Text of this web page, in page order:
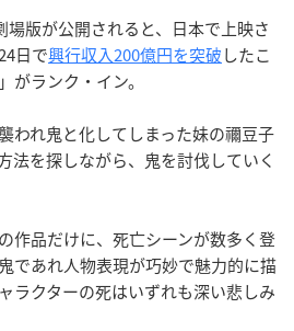
版が公開されると、日本で上映さ
日で興行収入200億円を突破したこ
」がランク・イン。
われ鬼と化してしまった妹の禰豆子
法を探しながら、鬼を討伐していく
作品だけに、死亡シーンが数多く登
であれ人物表現が巧妙で魅力的に描
ラクターの死はいずれも深い悲しみ